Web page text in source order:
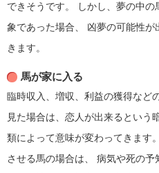
できそうです。
しかし、夢の中
象であった場合、
凶夢の可能性が
きます。
馬が家に入る
臨時収入、増収、利益の獲得など
見た場合は、恋人が出来るという
類によって意味が変わってきます。
させる馬の場合は、
病気や死の予